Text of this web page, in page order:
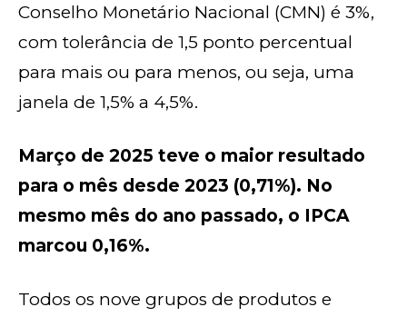
Conselho Monetário Nacional (CMN) é 3%,
com tolerância de 1,5 ponto percentual
para mais ou para menos, ou seja, uma
janela de 1,5% a 4,5%.
Março de 2025 teve o maior resultado
para o mês desde 2023 (0,71%). No
mesmo mês do ano passado, o IPCA
marcou 0,16%.
Todos os nove grupos de produtos e